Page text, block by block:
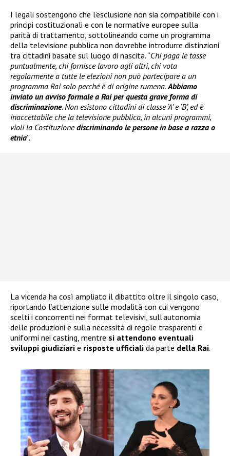
I legali sostengono che l’esclusione non sia compatibile con i
principi costituzionali e con le normative europee sulla
parità di trattamento, sottolineando come un programma
della televisione pubblica non dovrebbe introdurre distinzioni
tra cittadini basate sul luogo di nascita. “Chi paga le tasse
puntualmente, chi fornisce lavoro agli altri, chi vota
regolarmente a tutte le elezioni non può partecipare a un
programma Rai solo perché è di origine rumena.Abbiamo
inviato un avviso formale a Rai per questa grave forma di
discriminazione. Non esistono cittadini di classe ‘A’ e ‘B’, ed è
inaccettabile che la televisione pubblica, in alcuni programmi,
violi la Costituzionediscriminando le persone in base a razza o
etnia”.
La vicenda ha così ampliato il dibattito oltre il singolo caso,
riportando l’attenzione sulle modalità con cui vengono
scelti i concorrenti nei format televisivi, sull’autonomia
delle produzioni e sulla necessità di regole trasparenti e
uniformi nei casting, mentre si attendono eventuali
sviluppi giudiziari e risposte ufficiali da parte della Rai.